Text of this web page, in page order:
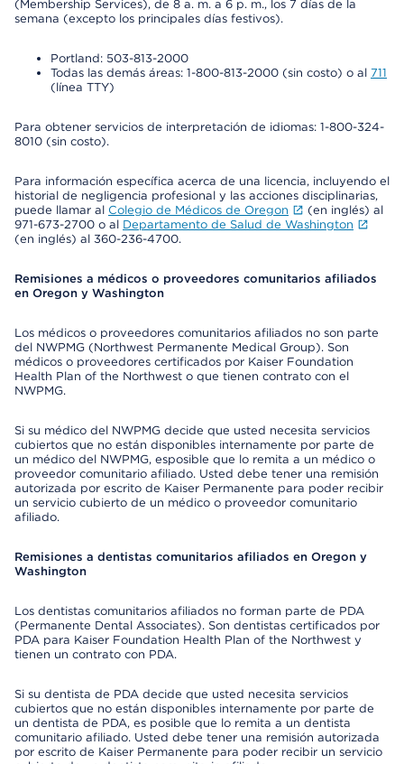
(Membership Services), de 8 a. m. a 6 p. m., los 7 días de la
semana (excepto los principales días festivos).
Portland: 503-813-2000
Todas las demás áreas: 1-800-813-2000 (sin costo) o al 711
(línea TTY)
Para obtener servicios de interpretación de idiomas: 1-800-324-
8010 (sin costo).
Para información específica acerca de una licencia, incluyendo el
historial de negligencia profesional y las acciones disciplinarias,
puede llamar al Colegio de Médicos de Oregon
(en inglés) al
971-673-2700 o al Departamento de Salud de Washington
(en inglés) al 360-236-4700.
Remisiones a médicos o proveedores comunitarios afiliados
en Oregon y Washington
Los médicos o proveedores comunitarios afiliados no son parte
del NWPMG (Northwest Permanente Medical Group). Son
médicos o proveedores certificados por Kaiser Foundation
Health Plan of the Northwest o que tienen contrato con el
NWPMG.
Si su médico del NWPMG decide que usted necesita servicios
cubiertos que no están disponibles internamente por parte de
un médico del NWPMG, esposible que lo remita a un médico o
proveedor comunitario afiliado. Usted debe tener una remisión
autorizada por escrito de Kaiser Permanente para poder recibir
un servicio cubierto de un médico o proveedor comunitario
afiliado.
Remisiones a dentistas comunitarios afiliados en Oregon y
Washington
Los dentistas comunitarios afiliados no forman parte de PDA
(Permanente Dental Associates). Son dentistas certificados por
PDA para Kaiser Foundation Health Plan of the Northwest y
tienen un contrato con PDA.
Si su dentista de PDA decide que usted necesita servicios
cubiertos que no están disponibles internamente por parte de
un dentista de PDA, es posible que lo remita a un dentista
comunitario afiliado. Usted debe tener una remisión autorizada
por escrito de Kaiser Permanente para poder recibir un servicio